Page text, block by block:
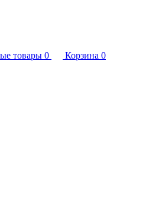
товары 0 Корзина 0